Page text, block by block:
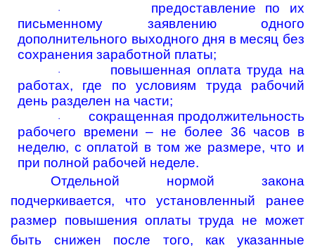
·
предоставление по их
письменному заявлению одного
дополнительного выходного дня в месяц без
сохранения заработной платы;
·
повышенная оплата труда на
работах, где по условиям труда рабочий
день разделен на части;
·
сокращенная продолжительность
рабочего времени – не более 36 часов в
неделю, с оплатой в том же размере, что и
при полной рабочей неделе.
Отдельной нормой закона
подчеркивается, что установленный ранее
размер повышения оплаты труда не может
быть снижен после того, как указанные